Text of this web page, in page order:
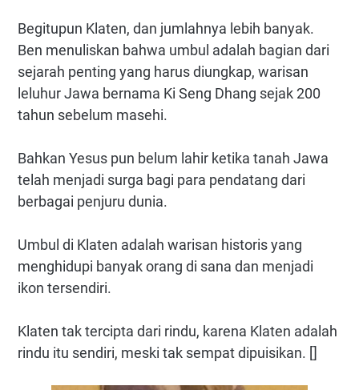
Begitupun Klaten, dan jumlahnya lebih banyak.
Ben menuliskan bahwa umbul adalah bagian dari
sejarah penting yang harus diungkap, warisan
leluhur Jawa bernama Ki Seng Dhang sejak 200
tahun sebelum masehi.
Bahkan Yesus pun belum lahir ketika tanah Jawa
telah menjadi surga bagi para pendatang dari
berbagai penjuru dunia.
Umbul di Klaten adalah warisan historis yang
menghidupi banyak orang di sana dan menjadi
ikon tersendiri.
Klaten tak tercipta dari rindu, karena Klaten adalah
rindu itu sendiri, meski tak sempat dipuisikan. []